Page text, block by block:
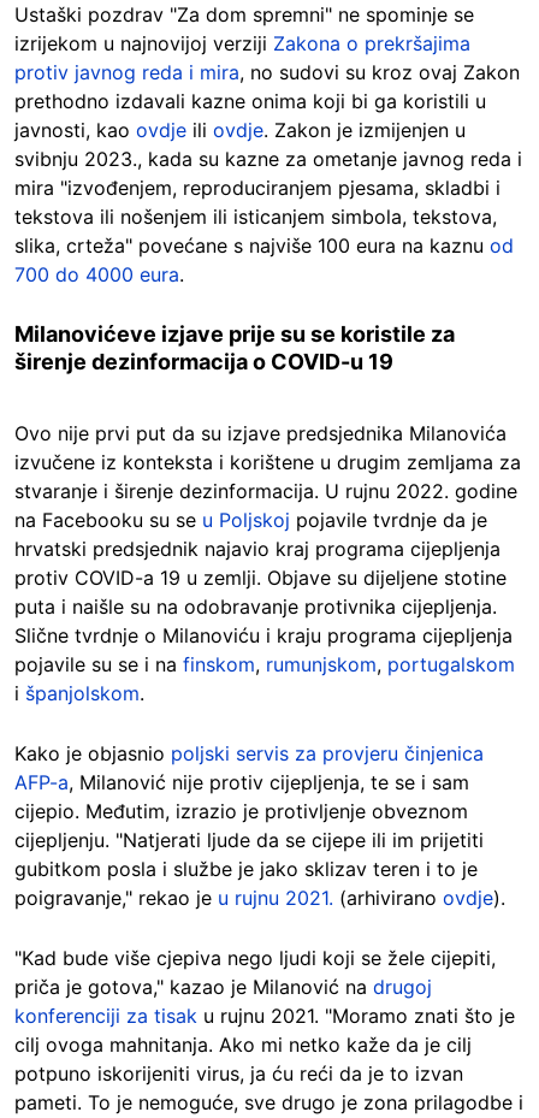
Ustaški pozdrav "Za dom spremni" ne spominje se
izrijekom u najnovijoj verziji Zakona o prekršajima
protiv javnog reda i mira, no sudovi su kroz ovaj Zakon
prethodno izdavali kazne onima koji bi ga koristili u
javnosti, kao ovdje ili ovdje. Zakon je izmijenjen u
svibnju 2023., kada su kazne za ometanje javnog reda i
mira "izvođenjem, reproduciranjem pjesama, skladbi i
tekstova ili nošenjem ili isticanjem simbola, tekstova,
slika, crteža" povećane s najviše 100 eura na kaznu od
700 do 4000 eura.
Milanovićeve izjave prije su se koristile za
širenje dezinformacija o COVID-u 19
Ovo nije prvi put da su izjave predsjednika Milanovića
izvučene iz konteksta i korištene u drugim zemljama za
stvaranje i širenje dezinformacija. U rujnu 2022. godine
na Facebooku su se u Poljskoj pojavile tvrdnje da je
hrvatski predsjednik najavio kraj programa cijepljenja
protiv COVID-a 19 u zemlji. Objave su dijeljene stotine
puta i naišle su na odobravanje protivnika cijepljenja.
Slične tvrdnje o Milanoviću i kraju programa cijepljenja
pojavile su se i na finskom, rumunjskom, portugalskom
i španjolskom.
Kako je objasnio poljski servis za provjeru činjenica
AFP-a, Milanović nije protiv cijepljenja, te se i sam
cijepio. Međutim, izrazio je protivljenje obveznom
cijepljenju. "Natjerati ljude da se cijepe ili im prijetiti
gubitkom posla i službe je jako sklizav teren i to je
poigravanje," rekao je u rujnu 2021. (arhivirano ovdje).
"Kad bude više cjepiva nego ljudi koji se žele cijepiti,
priča je gotova," kazao je Milanović na drugoj
konferenciji za tisak u rujnu 2021. "Moramo znati što je
cilj ovoga mahnitanja. Ako mi netko kaže da je cilj
potpuno iskorijeniti virus, ja ću reći da je to izvan
pameti. To je nemoguće, sve drugo je zona prilagodbe i